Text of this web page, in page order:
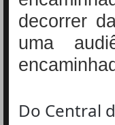
decorrer
uma
Do Central